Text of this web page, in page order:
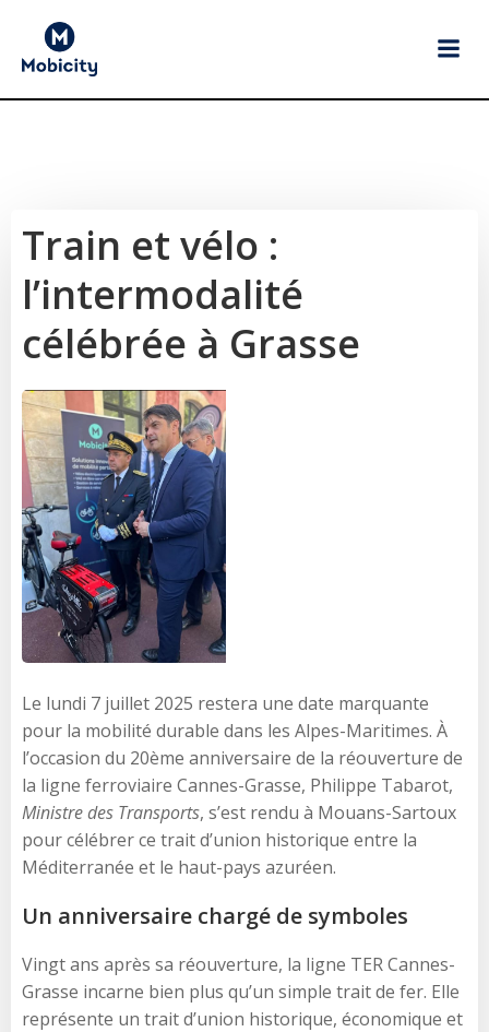
Train et vélo :
l’intermodalité
célébrée à Grasse
Le lundi 7 juillet 2025 restera une date marquante
pour la mobilité durable dans les Alpes-Maritimes. À
l’occasion du 20ème anniversaire de la réouverture de
la ligne ferroviaire Cannes-Grasse, Philippe Tabarot,
Ministre des Transports, s’est rendu à Mouans-Sartoux
pour célébrer ce trait d’union historique entre la
Méditerranée et le haut-pays azuréen.
Un anniversaire chargé de symboles
Vingt ans après sa réouverture, la ligne TER Cannes-
Grasse incarne bien plus qu’un simple trait de fer. Elle
représente un trait d’union historique, économique et